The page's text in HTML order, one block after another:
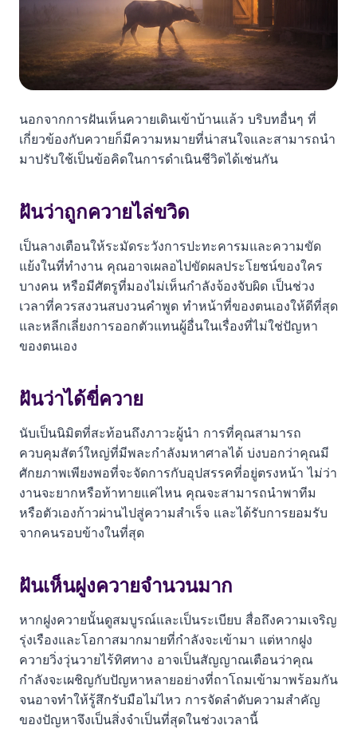
นอกจากการฝันเห็นควายเดินเข้าบ้านแล้ว บริบทอื่นๆ ที่
เกี่ยวข้องกับควายก็มีความหมายที่น่าสนใจและสามารถนำ
มาปรับใช้เป็นข้อคิดในการดำเนินชีวิตได้เช่นกัน
ฝันว่าถูกควายไล่ขวิด
เป็นลางเตือนให้ระมัดระวังการปะทะคารมและความขัด
แย้งในที่ทำงาน คุณอาจเผลอไปขัดผลประโยชน์ของใคร
บางคน หรือมีศัตรูที่มองไม่เห็นกำลังจ้องจับผิด เป็นช่วง
เวลาที่ควรสงวนสบงวนคำพูด ทำหน้าที่ของตนเองให้ดีที่สุด
และหลีกเลี่ยงการออกตัวแทนผู้อื่นในเรื่องที่ไม่ใช่ปัญหา
ของตนเอง
ฝันว่าได้ขี่ควาย
นับเป็นนิมิตที่สะท้อนถึงภาวะผู้นำ การที่คุณสามารถ
ควบคุมสัตว์ใหญ่ที่มีพละกำลังมหาศาลได้ บ่งบอกว่าคุณมี
ศักยภาพเพียงพอที่จะจัดการกับอุปสรรคที่อยู่ตรงหน้า ไม่ว่า
งานจะยากหรือท้าทายแค่ไหน คุณจะสามารถนำพาทีม
หรือตัวเองก้าวผ่านไปสู่ความสำเร็จ และได้รับการยอมรับ
จากคนรอบข้างในที่สุด
ฝันเห็นฝูงควายจำนวนมาก
หากฝูงควายนั้นดูสมบูรณ์และเป็นระเบียบ สื่อถึงความเจริญ
รุ่งเรืองและโอกาสมากมายที่กำลังจะเข้ามา แต่หากฝูง
ควายวิ่งวุ่นวายไร้ทิศทาง อาจเป็นสัญญาณเตือนว่าคุณ
กำลังจะเผชิญกับปัญหาหลายอย่างที่ถาโถมเข้ามาพร้อมกัน
จนอาจทำให้รู้สึกรับมือไม่ไหว การจัดลำดับความสำคัญ
ของปัญหาจึงเป็นสิ่งจำเป็นที่สุดในช่วงเวลานี้